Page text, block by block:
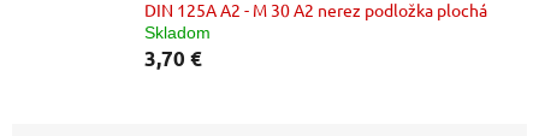
DIN 125A A2 - M 30 A2 nerez podložka plochá
Skladom
3,70 €